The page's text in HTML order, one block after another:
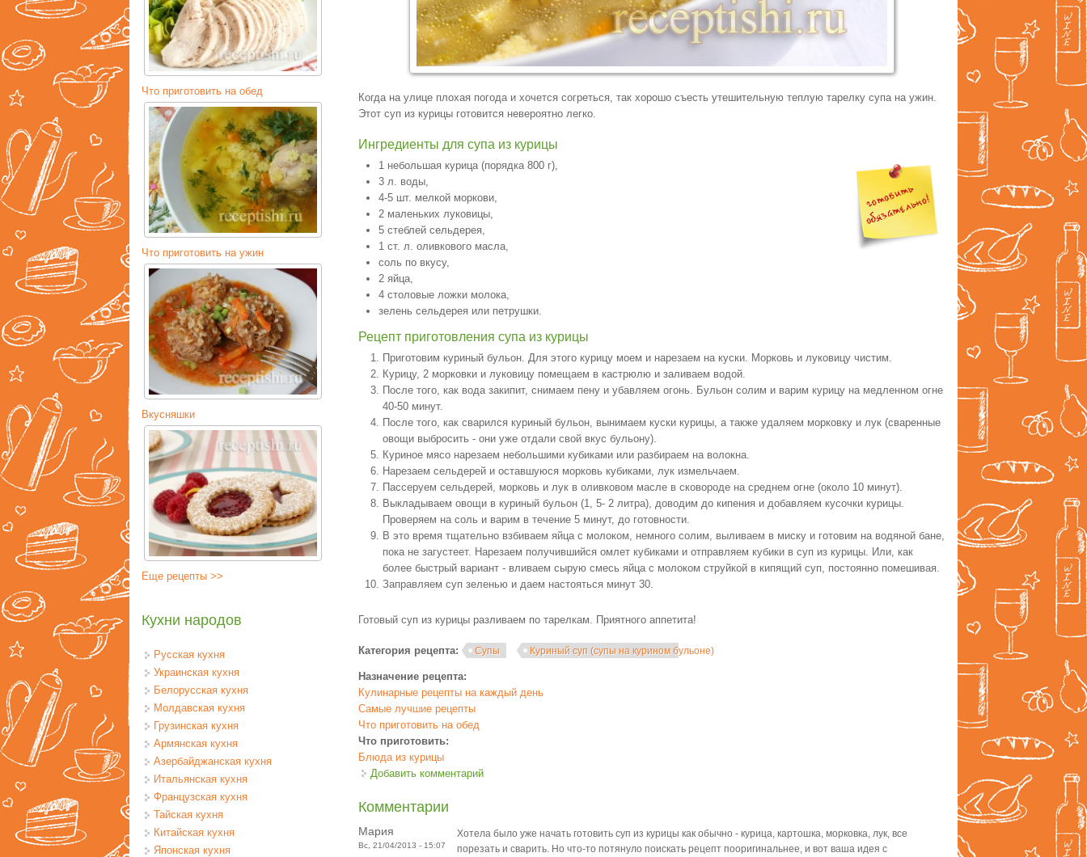
Когда на улице плохая погода и хочется согреться, так хорошо съесть утешительную теплую тарелку супа на ужин.
Этот суп из курицы готовится невероятно легко.
Ингредиенты для супа из курицы
1 небольшая курица (порядка 800 г),
3 л. воды,
4-5 шт. мелкой моркови,
2 маленьких луковицы,
5 стеблей сельдерея,
1 ст. л. оливкового масла,
соль по вкусу,
2 яйца,
4 столовые ложки молока,
зелень сельдерея или петрушки.
Рецепт приготовления супа из курицы
Приготовим куриный бульон. Для этого курицу моем и нарезаем на куски. Морковь и луковицу чистим.
Курицу, 2 морковки и луковицу помещаем в кастрюлю и заливаем водой.
После того, как вода закипит, снимаем пену и убавляем огонь. Бульон солим и варим курицу на медленном огне
40-50 минут.
После того, как сварился куриный бульон, вынимаем куски курицы, а также удаляем морковку и лук (сваренные
овощи выбросить - они уже отдали свой вкус бульону).
Куриное мясо нарезаем небольшими кубиками или разбираем на волокна.
Нарезаем сельдерей и оставшуюся морковь кубиками, лук измельчаем.
Пассеруем сельдерей, морковь и лук в оливковом масле в сковороде на среднем огне (около 10 минут).
Выкладываем овощи в куриный бульон (1, 5- 2 литра), доводим до кипения и добавляем кусочки курицы.
Проверяем на соль и варим в течение 5 минут, до готовности.
В это время тщательно взбиваем яйца с молоком, немного солим, выливаем в миску и готовим на водяной бане,
пока не загустеет. Нарезаем получившийся омлет кубиками и отправляем кубики в суп из курицы. Или, как
более быстрый вариант - вливаем сырую смесь яйца с молоком струйкой в кипящий суп, постоянно помешивая.
Заправляем суп зеленью и даем настояться минут 30.
Готовый суп из курицы разливаем по тарелкам. Приятного аппетита!
Категория рецепта: Супы Куриный суп (супы на курином бульоне)
Назначение рецепта:
Кулинарные рецепты на каждый день
Самые лучшие рецепты
Что приготовить на обед
Что приготовить:
Блюда из курицы
Добавить комментарий
Комментарии
Мария
Вс, 21/04/2013 - 15:07
Хотела было уже начать готовить суп из курицы как обычно - курица, картошка, морковка, лук, все
порезать и сварить. Но что-то потянуло поискать рецепт пооригинальнее, и вот ваша идея с
Что приготовить на обед
Что приготовить на ужин
Вкусняшки
Еще рецепты >>
Кухни народов
Русская кухня
Украинская кухня
Белорусская кухня
Молдавская кухня
Грузинская кухня
Армянская кухня
Азербайджанская кухня
Итальянская кухня
Французская кухня
Тайская кухня
Китайская кухня
Японская кухня